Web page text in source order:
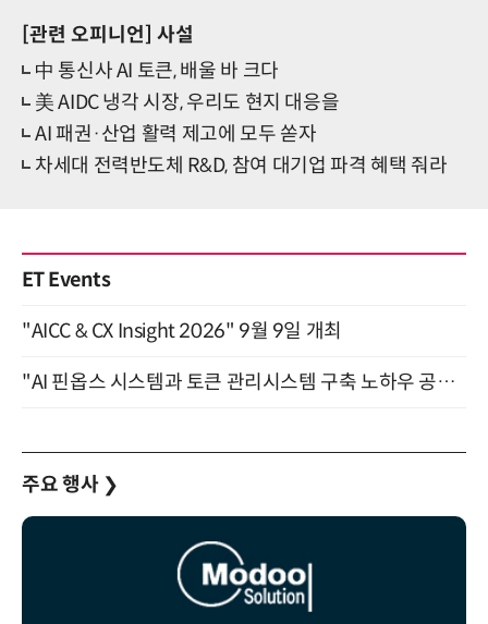
[관련 오피니언] 사설
中 통신사 AI 토큰, 배울 바 크다
美 AIDC 냉각 시장, 우리도 현지 대응을
AI 패권·산업 활력 제고에 모두 쏟자
차세대 전력반도체 R&D, 참여 대기업 파격 혜택 줘라
ET Events
"AICC & CX Insight 2026" 9월 9일 개최
"AI 핀옵스 시스템과 토큰 관리시스템 구축 노하우 공개" 잠실 한국광고문화회관 2층 대회의실 (8/21)
주요 행사 ❯